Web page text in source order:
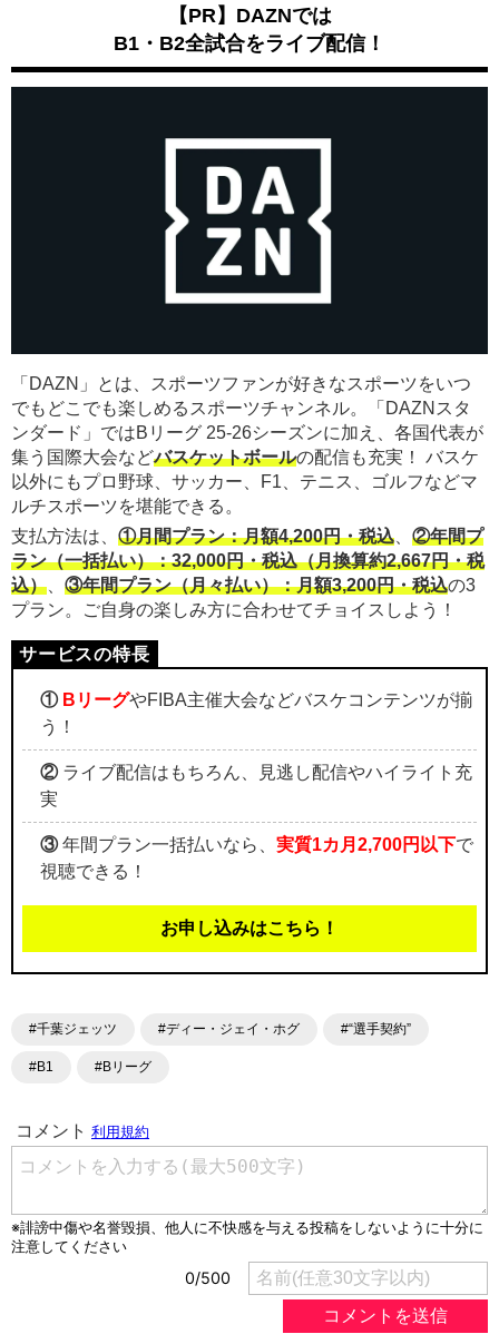
【PR】DAZNでは
B1・B2全試合をライブ配信！
「DAZN」とは、スポーツファンが好きなスポーツをいつ
でもどこでも楽しめるスポーツチャンネル。「DAZNスタ
ンダード」ではBリーグ 25-26シーズンに加え、各国代表が
集う国際大会などバスケットボールの配信も充実！ バスケ
以外にもプロ野球、サッカー、F1、テニス、ゴルフなどマ
ルチスポーツを堪能できる。
支払方法は、 ①月間プラン：月額4,200円・税込、 ②年間プ
ラン（一括払い）：32,000円・税込（月換算約2,667円・税
込）、 ③年間プラン（月々払い）：月額3,200円・税込の3
プラン。ご自身の楽しみ方に合わせてチョイスしよう！
① BリーグやFIBA主催大会などバスケコンテンツが揃
う！
②ライブ配信はもちろん、見逃し配信やハイライト充
実
③年間プラン一括払いなら、 実質1カ月2,700円以下で
視聴できる！
お申し込みはこちら！
#千葉ジェッツ #ディー・ジェイ・ホグ #“選手契約”
#B1 #Bリーグ